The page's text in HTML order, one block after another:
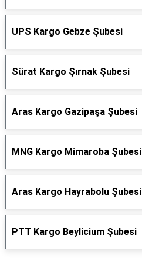
UPS Kargo Gebze Şubesi
Sürat Kargo Şırnak Şubesi
Aras Kargo Gazipaşa Şubesi
MNG Kargo Mimaroba Şubesi
Aras Kargo Hayrabolu Şubesi
PTT Kargo Beylicium Şubesi